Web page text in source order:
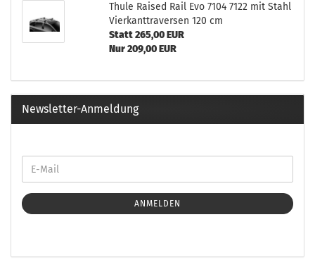
Thule Raised Rail Evo 7104 7122 mit Stahl
Vierkanttraversen 120 cm
Statt 265,00 EUR
Nur 209,00 EUR
Newsletter-Anmeldung
ANMELDEN